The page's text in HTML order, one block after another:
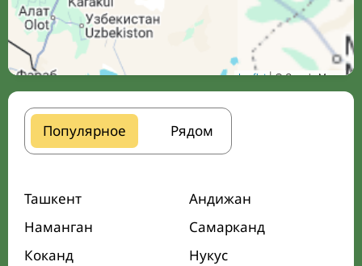
Leaflet| © Google Maps
Популярное Рядом
Ташкент
Андижан
Наманган
Самарканд
Коканд
Нукус